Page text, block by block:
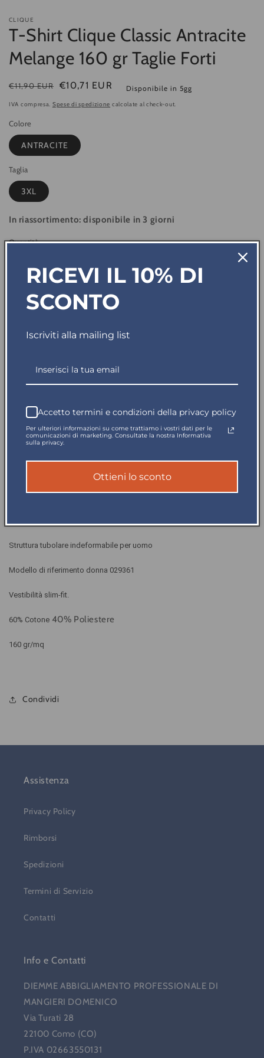
CLIQUE
T-Shirt Clique Classic Antracite
Melange 160 gr Taglie Forti
Prezzo
di
€11,90 EUR
Prezzo
di
€10,71 EUR Disponibile in 5gg
IVA compresa. Spese di spedizione calcolate al check-out.
Colore
ANTRACITE
Taglia
3XL
In riassortimento: disponibile in 3 giorni
Quantità
Diminuisci
quantità
per
T-
Clique
Melange
160
Taglie
Forti
Aumenta
quantità
per
T-
Clique
Classic
Melange
160
Taglie
Forti
Disponibile in 5gg
Reso garantito
T-shirt in cotone pettinato.
Tessuto Jersey stabilizzato.
Nastrino parasudore.
Struttura tubolare indeformabile per uomo
Modello di riferimento donna 029361
Vestibilità slim-fit.
60% Cotone 40% Poliestere
160 gr/mq
Condividi
Assistenza
Privacy Policy
Rimborsi
Spedizioni
Termini di Servizio
Contatti
Info e Contatti
DIEMME ABBIGLIAMENTO PROFESSIONALE DI
MANGIERI DOMENICO
Via Turati 28
22100 Como (CO)
P.IVA 02663550131
RICEVI IL 10% DI
SCONTO
Iscriviti alla mailing list
Accetto termini e condizioni della privacy policy
Per ulteriori informazioni su come trattiamo i vostri dati per le
comunicazioni di marketing. Consultate la nostra Informativa
sulla privacy.
Ottieni lo sconto